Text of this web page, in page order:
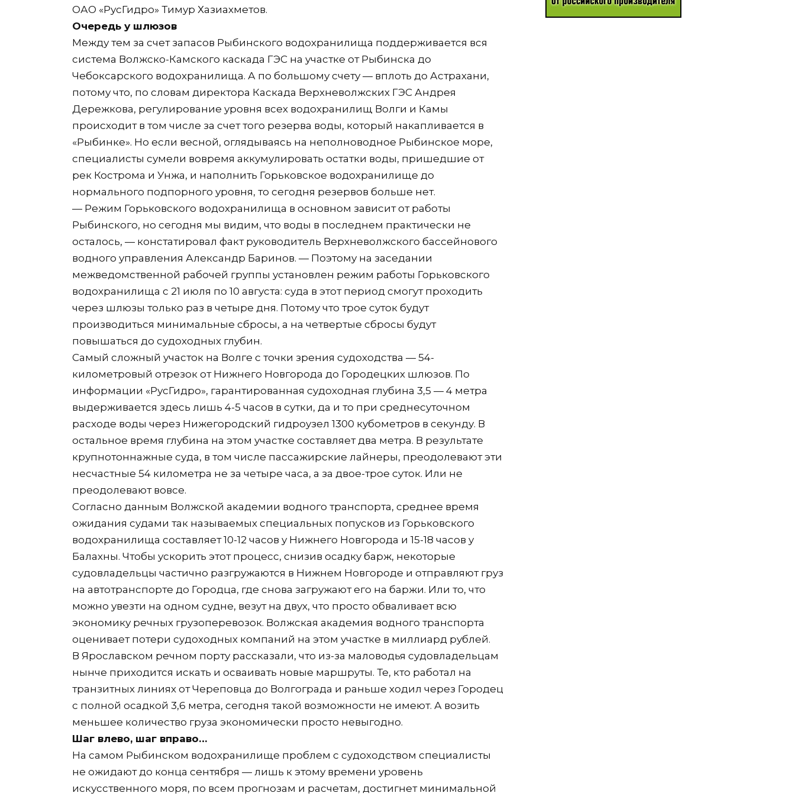
ОАО «РусГидро» Тимур Хазиахметов.
Очередь у шлюзов
Между тем за счет запасов Рыбинского водохранилища поддерживается вся
система Волжско-Камского каскада ГЭС на участке от Рыбинска до
Чебоксарского водохранилища. А по большому счету — вплоть до Астрахани,
потому что, по словам директора Каскада Верхневолжских ГЭС Андрея
Дережкова, регулирование уровня всех водохранилищ Волги и Камы
происходит в том числе за счет того резерва воды, который накапливается в
«Рыбинке». Но если весной, оглядываясь на неполноводное Рыбинское море,
специалисты сумели вовремя аккумулировать остатки воды, пришедшие от
рек Кострома и Унжа, и наполнить Горьковское водохранилище до
нормального подпорного уровня, то сегодня резервов больше нет.
— Режим Горьковского водохранилища в основном зависит от работы
Рыбинского, но сегодня мы видим, что воды в последнем практически не
осталось, — констатировал факт руководитель Верхневолжского бассейнового
водного управления Александр Баринов. — Поэтому на заседании
межведомственной рабочей группы установлен режим работы Горьковского
водохранилища с 21 июля по 10 августа: суда в этот период смогут проходить
через шлюзы только раз в четыре дня. Потому что трое суток будут
производиться минимальные сбросы, а на четвертые сбросы будут
повышаться до судоходных глубин.
Самый сложный участок на Волге с точки зрения судоходства — 54-
километровый отрезок от Нижнего Новгорода до Городецких шлюзов. По
информации «РусГидро», гарантированная судоходная глубина 3,5 — 4 метра
выдерживается здесь лишь 4-5 часов в сутки, да и то при среднесуточном
расходе воды через Нижегородский гидроузел 1300 кубометров в секунду. В
остальное время глубина на этом участке составляет два метра. В результате
крупнотоннажные суда, в том числе пассажирские лайнеры, преодолевают эти
несчастные 54 километра не за четыре часа, а за двое-трое суток. Или не
преодолевают вовсе.
Согласно данным Волжской академии водного транспорта, среднее время
ожидания судами так называемых специальных попусков из Горьковского
водохранилища составляет 10-12 часов у Нижнего Новгорода и 15-18 часов у
Балахны. Чтобы ускорить этот процесс, снизив осадку барж, некоторые
судовладельцы частично разгружаются в Нижнем Новгороде и отправляют груз
на автотранспорте до Городца, где снова загружают его на баржи. Или то, что
можно увезти на одном судне, везут на двух, что просто обваливает всю
экономику речных грузоперевозок. Волжская академия водного транспорта
оценивает потери судоходных компаний на этом участке в миллиард рублей.
В Ярославском речном порту рассказали, что из-за маловодья судовладельцам
нынче приходится искать и осваивать новые маршруты. Те, кто работал на
транзитных линиях от Череповца до Волгограда и раньше ходил через Городец
с полной осадкой 3,6 метра, сегодня такой возможности не имеют. А возить
меньшее количество груза экономически просто невыгодно.
Шаг влево, шаг вправо…
На самом Рыбинском водохранилище проблем с судоходством специалисты
не ожидают до конца сентября — лишь к этому времени уровень
искусственного моря, по всем прогнозам и расчетам, достигнет минимальной